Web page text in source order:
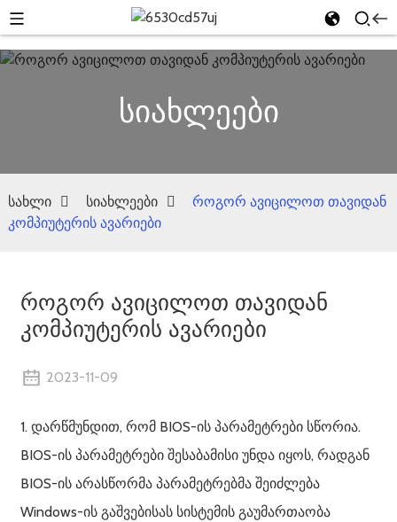
სიახლეები
სახლი სიახლეები
როგორ ავიცილოთ თავიდან
კომპიუტერის ავარიები
როგორ ავიცილოთ თავიდან
კომპიუტერის ავარიები
2023-11-09
1. დარწმუნდით, რომ BIOS-ის პარამეტრები სწორია.
BIOS-ის პარამეტრები შესაბამისი უნდა იყოს, რადგან
BIOS-ის არასწორმა პარამეტრებმა შეიძლება
Windows-ის გაშვებისას სისტემის გაუმართაობა